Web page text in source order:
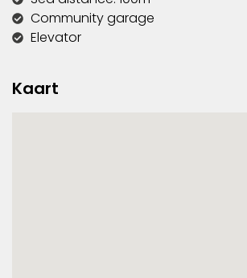
Community garage
Elevator
Kaart